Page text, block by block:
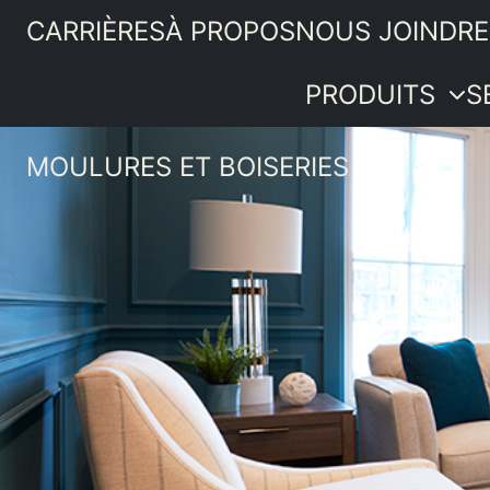
CARRIÈRESÀ PROPOSNOUS JOINDRE
PRODUITS
Portes
intérieures
Moulures et
boiseries
Quincaillerie
Bois de
menuiserie
Revêtements
intérieurs
Plancher de
pin
IDÉES ET
ASTUCES
PROMOTIONS
SOUMISSION
MOULURES ET BOISERIES